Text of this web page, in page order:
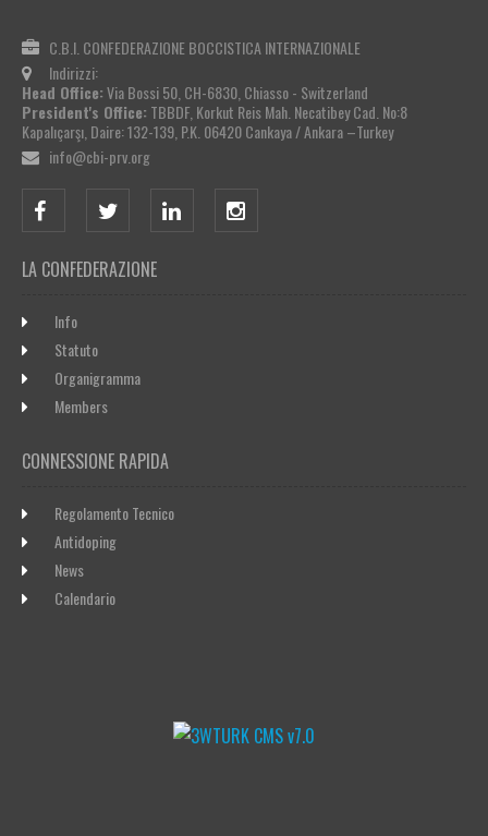
C.B.I. CONFEDERAZIONE BOCCISTICA INTERNAZIONALE
Indirizzi:
Head Office:Via Bossi 50, CH-6830, Chiasso - Switzerland
President's Office: TBBDF, Korkut Reis Mah. Necatibey Cad. No:8
Kapalıçarşı, Daire: 132-139, P.K. 06420 Cankaya / Ankara –Turkey
info@cbi-prv.org
LA CONFEDERAZIONE
Info
Statuto
Organigramma
Members
CONNESSIONE RAPIDA
Regolamento Tecnico
Antidoping
News
Calendario